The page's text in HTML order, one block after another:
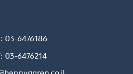
03-6476186
03-6476214